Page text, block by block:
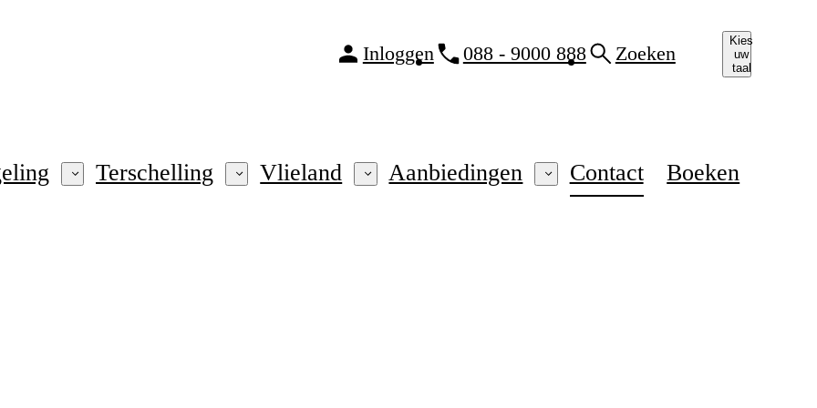
Inloggen 088 - 9000 888 Zoeken
Kies
uw
taal
Terschelling Vlieland Aanbiedingen Contact Boeken